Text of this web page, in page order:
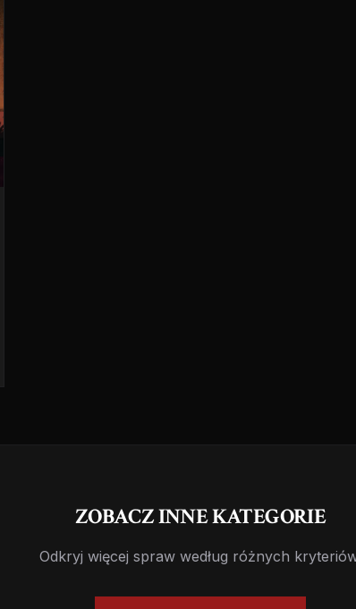
ZOBACZ INNE KATEGORIE
Odkryj więcej spraw według różnych